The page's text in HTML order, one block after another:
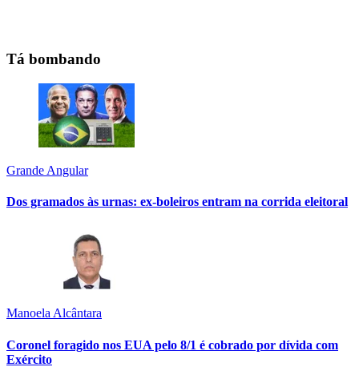
Tá bombando
Grande Angular
Dos gramados às urnas: ex-boleiros entram na corrida eleitoral
Manoela Alcântara
Coronel foragido nos EUA pelo 8/1 é cobrado por dívida com
Exército